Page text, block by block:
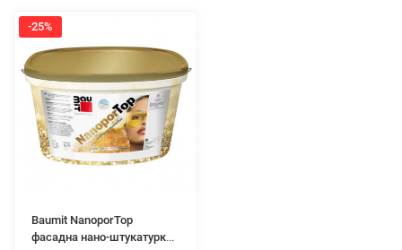
-25%
Baumit NanoporTop
фасадна нано-штукатурка